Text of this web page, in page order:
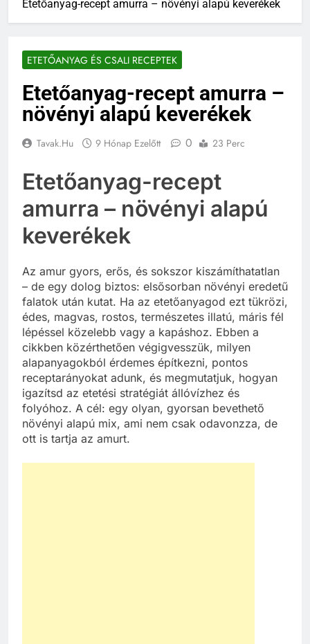
Etetőanyag-recept amurra – növényi alapú keverékek
ETETŐANYAG ÉS CSALI RECEPTEK
Etetőanyag-recept amurra –
növényi alapú keverékek
Tavak.hu 9 Hónap Ezelőtt 0 23 Perc
Etetőanyag-recept
amurra – növényi alapú
keverékek
Az amur gyors, erős, és sokszor kiszámíthatatlan
– de egy dolog biztos: elsősorban növényi eredetű
falatok után kutat. Ha az etetőanyagod ezt tükrözi,
édes, magvas, rostos, természetes illatú, máris fél
lépéssel közelebb vagy a kapáshoz. Ebben a
cikkben közérthetően végigvesszük, milyen
alapanyagokból érdemes építkezni, pontos
receptarányokat adunk, és megmutatjuk, hogyan
igazítsd az etetési stratégiát állóvízhez és
folyóhoz. A cél: egy olyan, gyorsan bevethető
növényi alapú mix, ami nem csak odavonzza, de
ott is tartja az amurt.